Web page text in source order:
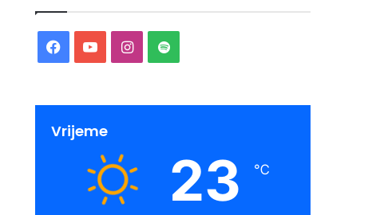
Facebook
YouTubeInstagram
Spotify
Vrijeme
23 ℃